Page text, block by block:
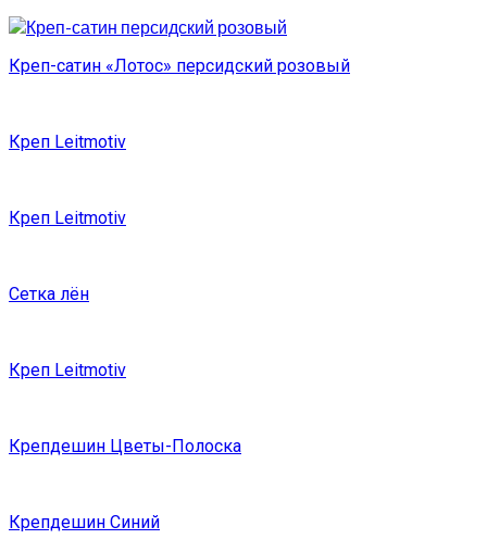
Креп-сатин «Лотос» персидский розовый
Креп Leitmotiv
Креп Leitmotiv
Сетка лён
Креп Leitmotiv
Крепдешин Цветы-Полоска
Крепдешин Синий